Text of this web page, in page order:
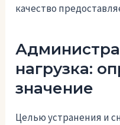
качество
нагрузка:
значение
Целью устранения и